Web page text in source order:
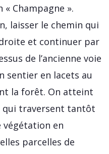
Champagne ».
laisser le chemin qui
et continuer par
de l’ancienne voie
sentier en lacets au
la forêt. On atteint
qui traversent tantôt
végétation en
parcelles de